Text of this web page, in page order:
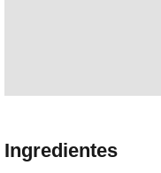
Ingredientes